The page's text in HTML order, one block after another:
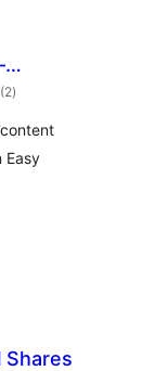
(2કુલ
રેટિંગ્સ
)
Easy
Shares